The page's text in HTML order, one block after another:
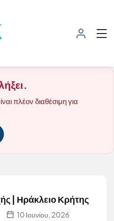
πλέον διαθέσιμη για
| Ηράκλειο Κρήτης
10 Ιουνίου, 2026